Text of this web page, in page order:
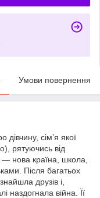
Умови повернення
дівчину, сім’я якої
рятуючись від
— нова країна, школа,
Після багатьох
друзів і,
наздогнала війна. Її